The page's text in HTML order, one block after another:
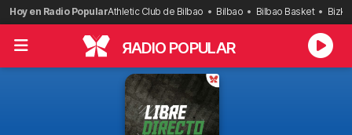
Saltar
al
contenido
Hoy en Radio PopularAthletic Club de Bilbao Bilbao Bilbao Basket
RADIO POPULAR